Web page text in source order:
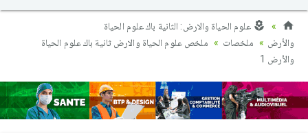
علوم الحياة والارض: الثانية باك علوم الحياة
والأرض
ملخصات
ملخص علوم الحياة والارض ثانية باك علوم الحياة
والأرض 1